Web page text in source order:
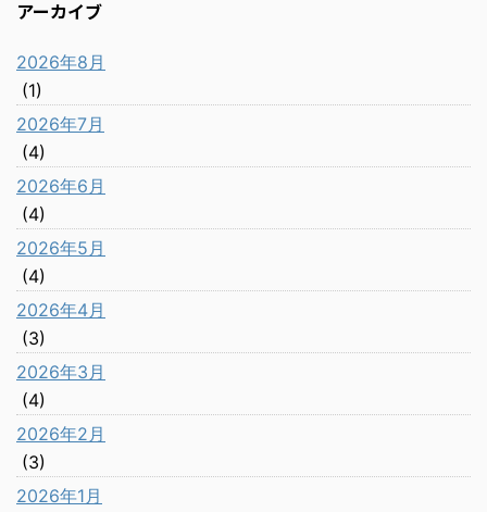
アーカイブ
2026年8月
(1)
2026年7月
(4)
2026年6月
(4)
2026年5月
(4)
2026年4月
(3)
2026年3月
(4)
2026年2月
(3)
2026年1月